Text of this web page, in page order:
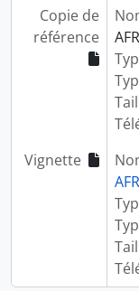
Copie de
référence
Vignette